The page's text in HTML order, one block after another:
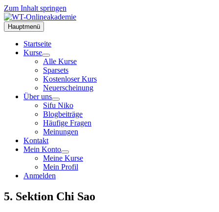
Zum Inhalt springen
Hauptmenü
Startseite
Kurse
Alle Kurse
Sparsets
Kostenloser Kurs
Neuerscheinung
Über uns
Sifu Niko
Blogbeiträge
Häufige Fragen
Meinungen
Kontakt
Mein Konto
Meine Kurse
Mein Profil
Anmelden
5. Sektion Chi Sao